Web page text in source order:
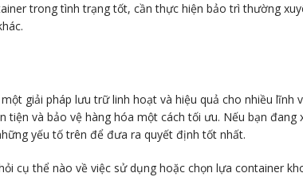
trong tình trạng tốt, cần thực hiện bảo trì thường
giải pháp lưu trữ linh hoạt và hiệu quả cho nhiều lĩnh
tiện và bảo vệ hàng hóa một cách tối ưu. Nếu bạn
yếu tố trên để đưa ra quyết định tốt nhất.
cụ thể nào về việc sử dụng hoặc chọn lựa container